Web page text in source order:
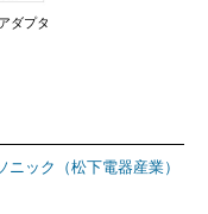
ダプタ
ニック（松下電器産業）